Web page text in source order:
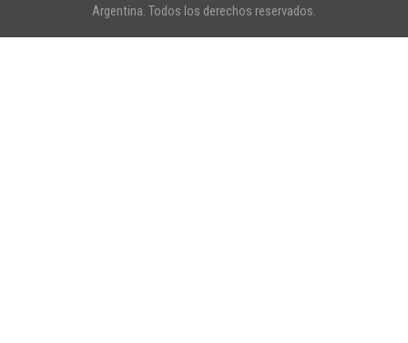
Argentina. Todos los derechos reservados.